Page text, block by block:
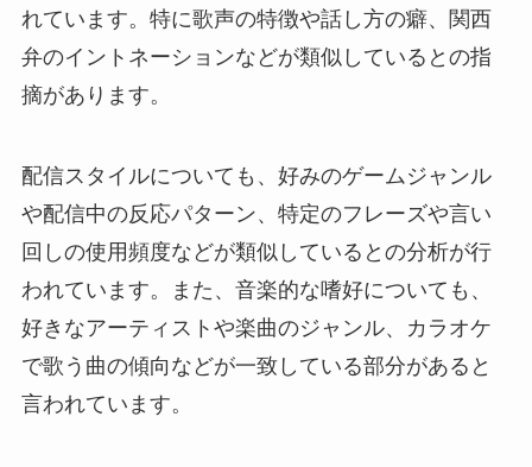
れています。特に歌声の特徴や話し方の癖、関西
弁のイントネーションなどが類似しているとの指
摘があります。
配信スタイルについても、好みのゲームジャンル
や配信中の反応パターン、特定のフレーズや言い
回しの使用頻度などが類似しているとの分析が行
われています。また、音楽的な嗜好についても、
好きなアーティストや楽曲のジャンル、カラオケ
で歌う曲の傾向などが一致している部分があると
言われています。